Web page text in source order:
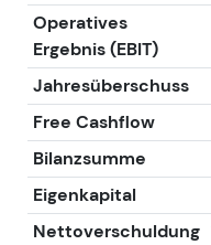
Operatives
Ergebnis (EBIT)
Jahresüberschuss
Free Cashflow
Bilanzsumme
Eigenkapital
Nettoverschuldung